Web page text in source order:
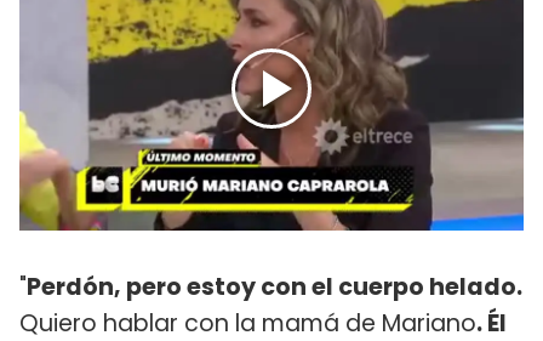
"Perdón, pero estoy con el cuerpo helado.
Quiero hablar con la mamá de Mariano. Él